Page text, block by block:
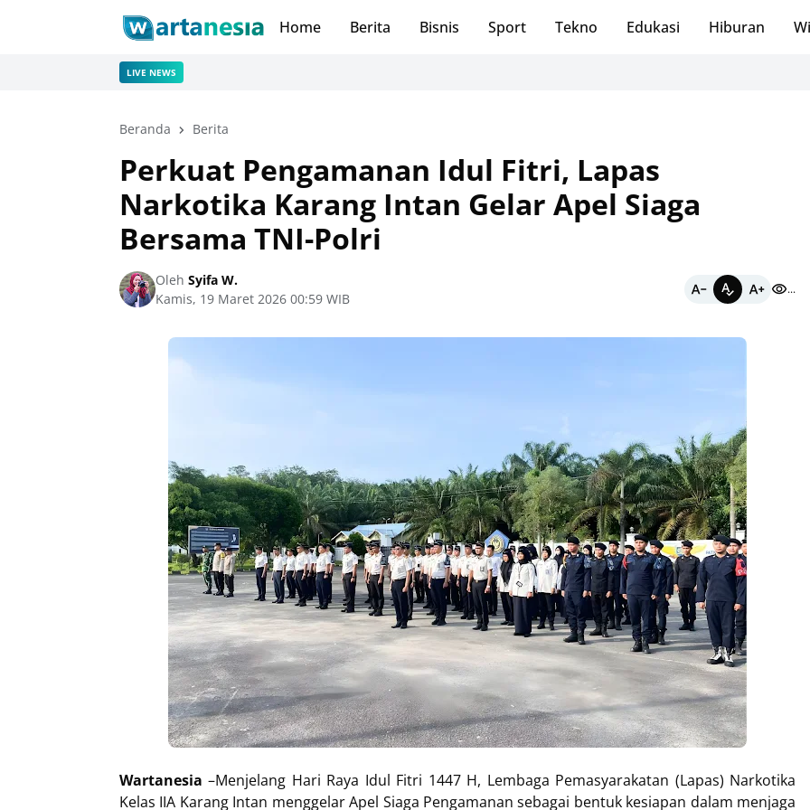
Home Berita Bisnis Sport Tekno Edukasi Hiburan
LIVE NEWS
Beranda Berita
Perkuat Pengamanan Idul Fitri, Lapas
Narkotika Karang Intan Gelar Apel Siaga
Bersama TNI-Polri
Oleh Syifa W.
Kamis, 19 Maret 2026 00:59 WIB
...
Wartanesia–Menjelang Hari Raya Idul Fitri 1447 H, Lembaga Pemasyarakatan (Lapas) Narkotika
Kelas IIA Karang Intan menggelar Apel Siaga Pengamanan sebagai bentuk kesiapan dalam menjaga